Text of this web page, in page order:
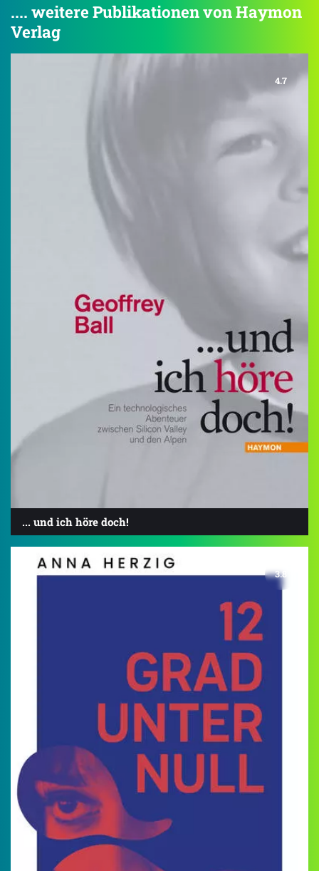
.... weitere Publikationen von Haymon
Verlag
4.7
... und ich höre doch!
3.8